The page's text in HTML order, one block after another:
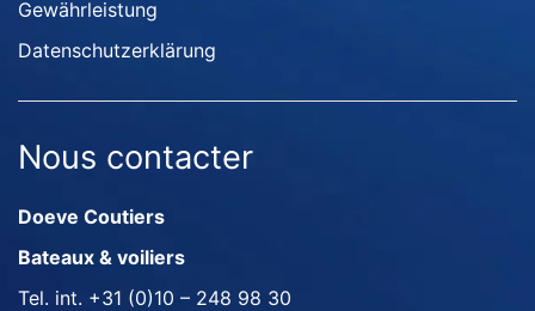
Gewährleistung
Datenschutzerklärung
Nous contacter
Doeve Coutiers
Bateaux & voiliers
Tel. int. +31 (0)10 – 248 98 30